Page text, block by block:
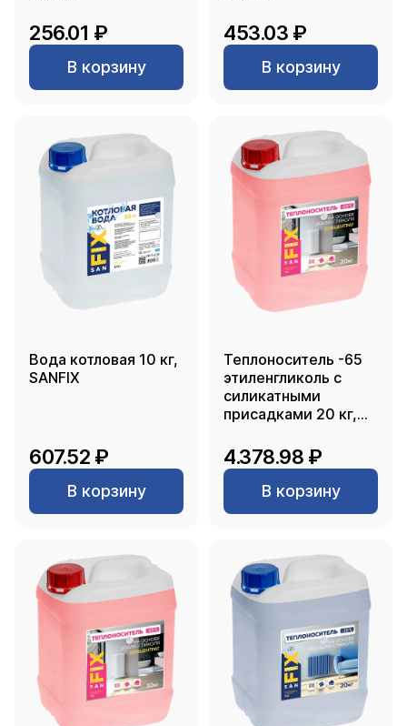
256.01 ₽
В корзину
453.03 ₽
В корзину
Вода котловая 10 кг,
SANFIX
607.52 ₽
В корзину
Теплоноситель -65
этиленгликоль с
силикатными
присадками 20 кг,
4.378.98 ₽
В корзину